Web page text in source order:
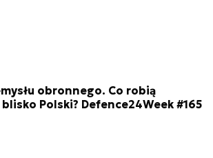
obronnego. Co robią
Polski? Defence24Week #165